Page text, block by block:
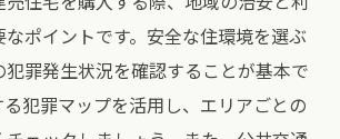
のトレンドを知る
学ぶ市場分析の基本
格予測を立てるための情報源
動産業者とのネットワークを活用
ポイントです。安全な住環境を選ぶ
犯罪発生状況を確認することが基本で
犯罪マップを活用し、エリアごとの